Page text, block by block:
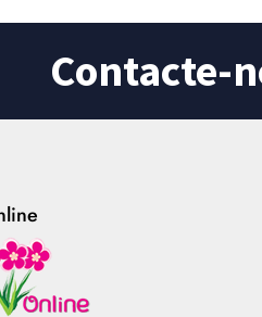
u
f
5
Contacte-